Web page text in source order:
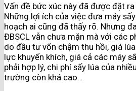
Vấn đề bức xúc này đã được đặt ra
Những lợi ích của việc đưa máy
hoạch ai cũng đã thấy rõ. Nhưng
ĐBSCL vẫn chưa mặn mà với các
do đầu tư vốn chậm thu hồi, giá
lực khuyến khích, giá cả các máy
phải hợp lý, chi phí sấy lúa của
trường còn khá cao…